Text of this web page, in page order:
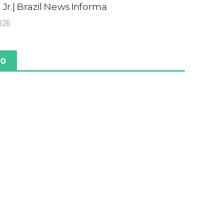
Brazil News Informa